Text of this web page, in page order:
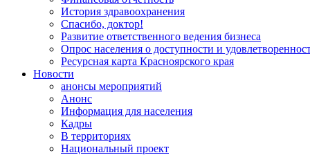
История здравоохранения
Спасибо, доктор!
Развитие ответственного ведения бизнеса
Опрос населения о доступности и
Ресурсная карта Красноярского края
Новости
анонсы мероприятий
Анонс
Информация для населения
Кадры
В территориях
Национальный проект